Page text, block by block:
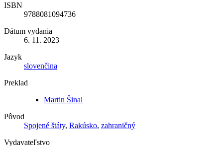
ISBN
9788081094736
Dátum vydania
6. 11. 2023
Jazyk
slovenčina
Preklad
Martin Šinal
Pôvod
Spojené štáty, Rakúsko, zahraničný
Vydavateľstvo